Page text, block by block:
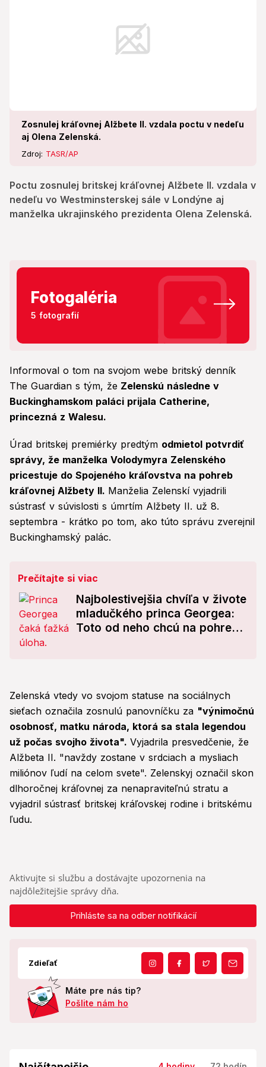
Zosnulej kráľovnej Alžbete II. vzdala poctu v nedeľu
aj Olena Zelenská.
Zdroj: TASR/AP
Poctu zosnulej britskej kráľovnej Alžbete II. vzdala v
nedeľu vo Westminsterskej sále v Londýne aj
manželka ukrajinského prezidenta Olena Zelenská.
Fotogaléria
5 fotografií
Informoval o tom na svojom webe britský denník
The Guardian s tým, že Zelenskú následne v
Buckinghamskom paláci prijala Catherine,
princezná z Walesu.
Úrad britskej premiérky predtým odmietol potvrdiť
správy, že manželka Volodymyra Zelenského
pricestuje do Spojeného kráľovstva na pohreb
kráľovnej Alžbety II. Manželia Zelenskí vyjadrili
sústrasť v súvislosti s úmrtím Alžbety II. už 8.
septembra - krátko po tom, ako túto správu zverejnil
Buckinghamský palác.
Prečítajte si viac
Najbolestivejšia chvíľa v živote
mladučkého princa Georgea:
Toto od neho chcú na pohrebe
Zelenská vtedy vo svojom statuse na sociálnych
sieťach označila zosnulú panovníčku za "výnimočnú
osobnosť, matku národa, ktorá sa stala legendou
už počas svojho života". Vyjadrila presvedčenie, že
Alžbeta II. "navždy zostane v srdciach a mysliach
miliónov ľudí na celom svete". Zelenskyj označil skon
dlhoročnej kráľovnej za nenapraviteľnú stratu a
vyjadril sústrasť britskej kráľovskej rodine i britskému
ľudu.
Aktivujte si službu a dostávajte upozornenia na
najdôležitejšie správy dňa.
Prihláste sa na odber notifikácií
Zdieľať
Máte pre nás tip?
Pošlite nám ho